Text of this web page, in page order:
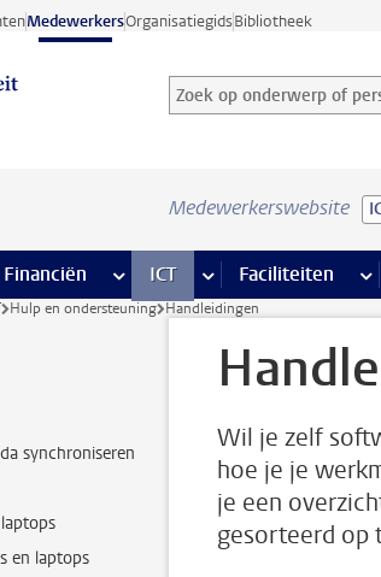
MedewerkersOrganisatiegidsBibliotheek
Zoek op onderwerp of
Zoekterm
Medewerkerswebsite
HR pagina’s
Financiën meer Financiën pagina’s
ICT meer ICT pagina’s
Faciliteiten
Hulp en ondersteuning Handleidingen
synchroniseren
en laptops
Wil je zelf
hoe je je
je een
gesorteerd op